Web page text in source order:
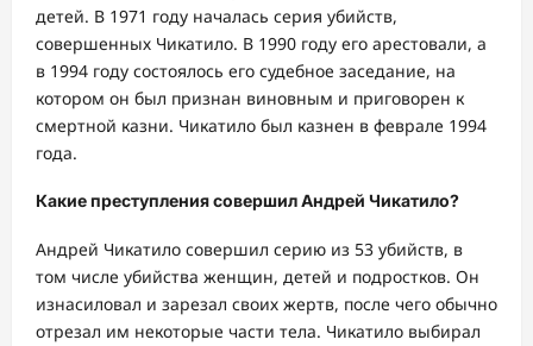
детей. В 1971 году началась серия убийств,
совершенных Чикатило. В 1990 году его арестовали, а
в 1994 году состоялось его судебное заседание, на
котором он был признан виновным и приговорен к
смертной казни. Чикатило был казнен в феврале 1994
года.
Какие преступления совершил Андрей Чикатило?
Андрей Чикатило совершил серию из 53 убийств, в
том числе убийства женщин, детей и подростков. Он
изнасиловал и зарезал своих жертв, после чего обычно
отрезал им некоторые части тела. Чикатило выбирал